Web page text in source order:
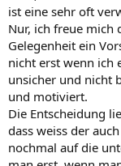
ist eine sehr oft
Nur, ich freue mich
Gelegenheit ein
nicht erst wenn ich
unsicher und nicht
und motiviert.
Die Entscheidung
dass weiss der
nochmal auf die